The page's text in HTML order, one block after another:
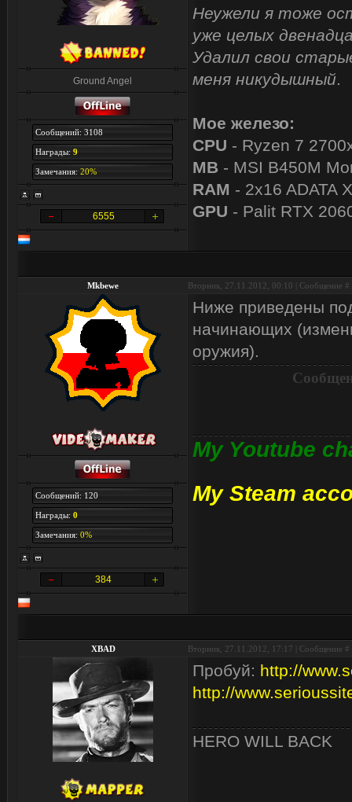
Ground Angel
Сообщений: 3108
Награды: 9
Замечания: 20%
6555
Неужели я тоже
уже целых
Удалил свои
меня никудышный.
Мое железо:
CPU - Ryzen 7
MB - MSI B450M
RAM - 2x16 ADATA
GPU - Palit RTX
Mkbewe Вторник, 27.11.2012, 00:10 | Сообщение #
Сообщений: 120
Награды: 0
Замечания: 0%
384
Ниже приведены
начинающих
оружия).
My Youtube
My Steam
XBAD Вторник, 27.11.2012, 17:17 | Сообщение #
Пробуй: http://
http://
HERO WILL BACK